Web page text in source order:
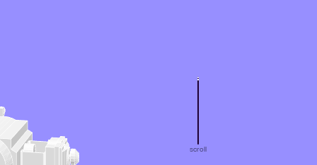
scroll